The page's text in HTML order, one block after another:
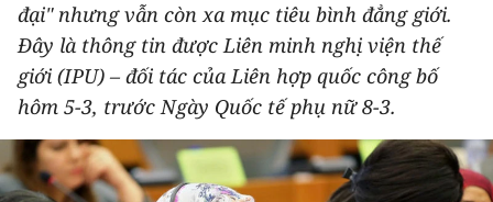
DU LỊCH
THẾ GIỚI
THỂ THAO
GIÁO DỤC
đại" nhưng vẫn còn xa mục tiêu bình đẳng giới.
Đây là thông tin được Liên minh nghị viện thế
giới (IPU) – đối tác của Liên hợp quốc công bố
hôm 5-3, trước Ngày Quốc tế phụ nữ 8-3.